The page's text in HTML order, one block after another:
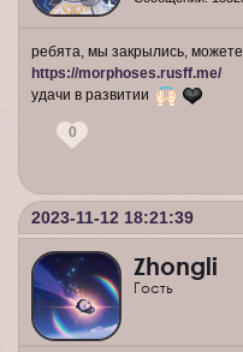
ребята, мы закрылись,
https://morphoses.rusff.me/
удачи в развитии
0
2023-11-12 18:21:39
Zhongli
Гость